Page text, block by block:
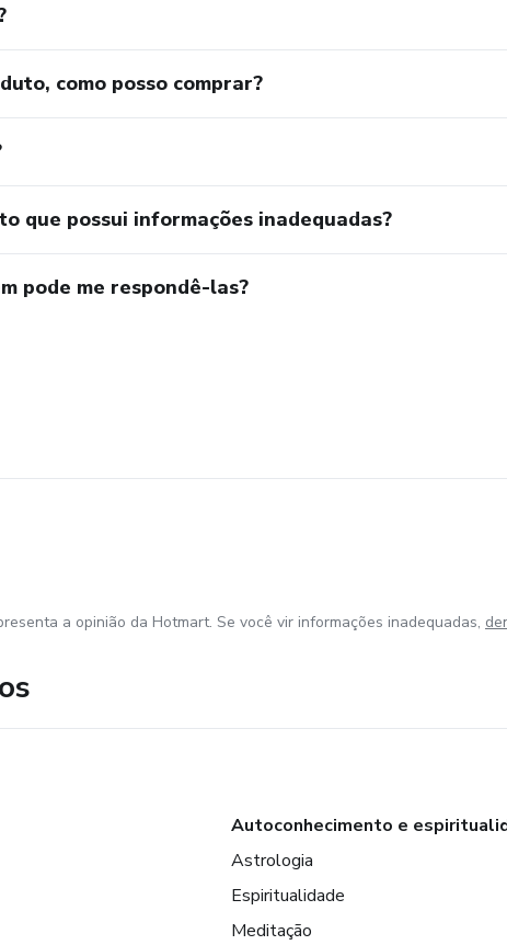
como posso comprar?
que possui informações inadequadas?
pode me respondê-las?
a opinião da Hotmart. Se você vir informações inadequadas,
Autoconhecimento e
Astrologia
Espiritualidade
Meditação